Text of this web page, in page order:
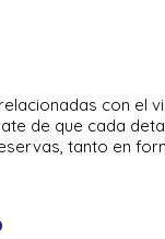
con el
de que cada
tanto en